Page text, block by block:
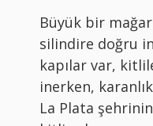
Büyük bir
silindire doğru
kapılar var,
inerken,
La Plata